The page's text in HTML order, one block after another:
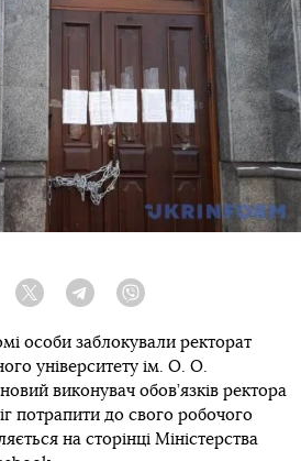
Facebook Twitter Telegram
особи заблокували ректорат
університету ім. О. О.
виконувач обов’язків ректора
потрапити до свого робочого
на сторінці Міністерства